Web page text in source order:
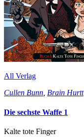
All Verlag
Cullen Bunn, Brain Hurtt
Die sechste Waffe 1
Kalte tote Finger